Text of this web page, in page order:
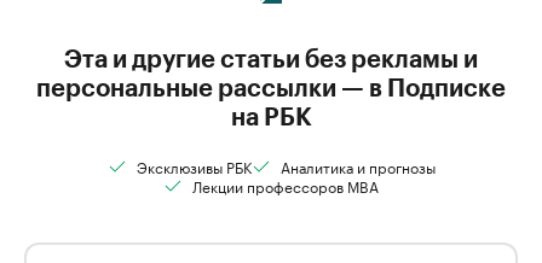
Эта и другие статьи без рекламы и
персональные рассылки — в Подписке
на РБК
Эксклюзивы РБК
Аналитика и прогнозы
Лекции профессоров MBA